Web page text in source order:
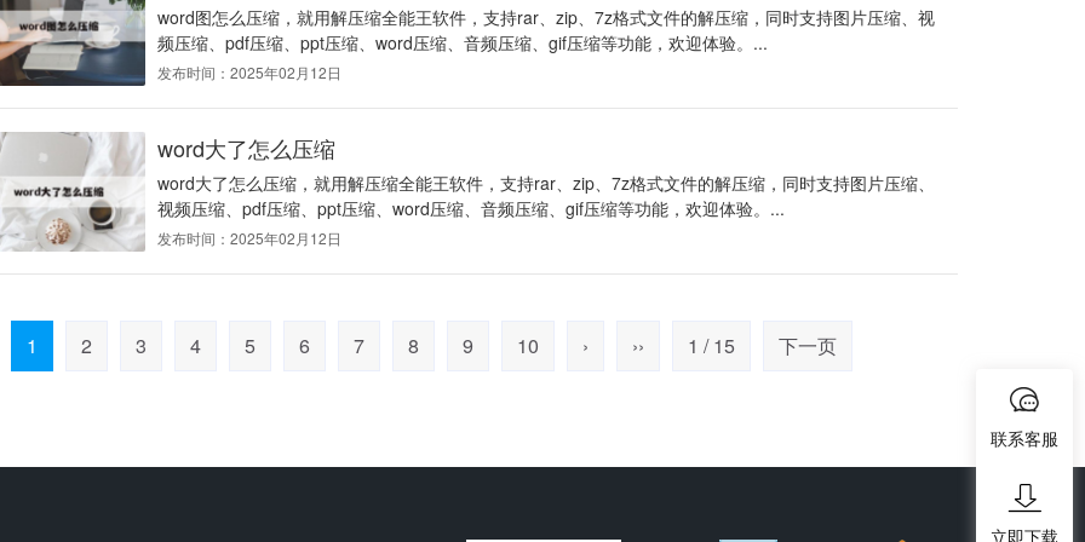
word图怎么压缩，就用解压缩全能王软件，支持rar、zip、7z格式文件的解压缩，同时支持图片压缩、视
频压缩、pdf压缩、ppt压缩、word压缩、音频压缩、gif压缩等功能，欢迎体验。...
发布时间：2025年02月12日
word大了怎么压缩
word大了怎么压缩，就用解压缩全能王软件，支持rar、zip、7z格式文件的解压缩，同时支持图片压缩、
视频压缩、pdf压缩、ppt压缩、word压缩、音频压缩、gif压缩等功能，欢迎体验。...
发布时间：2025年02月12日
1 2 3 4 5 6 7 8 9 10 › ›› 1 / 15 下一页
联系客服
立即下载